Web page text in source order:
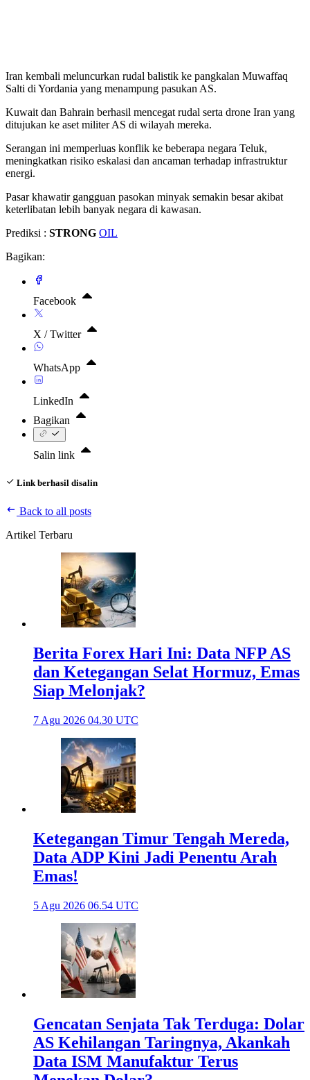
Iran kembali meluncurkan rudal balistik ke pangkalan Muwaffaq
Salti di Yordania yang menampung pasukan AS.
Kuwait dan Bahrain berhasil mencegat rudal serta drone Iran yang
ditujukan ke aset militer AS di wilayah mereka.
Serangan ini memperluas konflik ke beberapa negara Teluk,
meningkatkan risiko eskalasi dan ancaman terhadap infrastruktur
energi.
Pasar khawatir gangguan pasokan minyak semakin besar akibat
keterlibatan lebih banyak negara di kawasan.
Prediksi : STRONG OIL
Bagikan:
Facebook
X / Twitter
WhatsApp
LinkedIn
Bagikan
Salin link
Link berhasil disalin
Back to all posts
Artikel Terbaru
Berita Forex Hari Ini: Data NFP AS
dan Ketegangan Selat Hormuz, Emas
Siap Melonjak?
7 Agu 2026 04.30 UTC
Ketegangan Timur Tengah Mereda,
Data ADP Kini Jadi Penentu Arah
Emas!
5 Agu 2026 06.54 UTC
Gencatan Senjata Tak Terduga: Dolar
AS Kehilangan Taringnya, Akankah
Data ISM Manufaktur Terus